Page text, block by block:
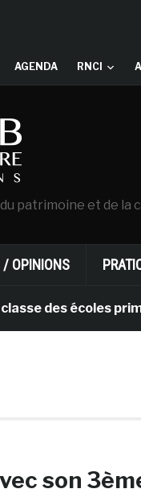
AGENDA RNCI
patrimoine et de la
/ OPINIONS
des écoles
son